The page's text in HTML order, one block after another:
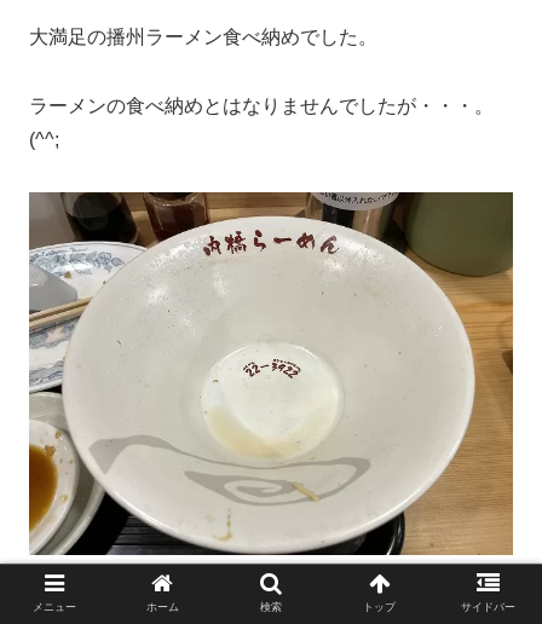
大満足の播州ラーメン食べ納めでした。
ラーメンの食べ納めとはなりませんでしたが・・・。
(^^;
メニュー ホーム 検索 トップ サイドバー